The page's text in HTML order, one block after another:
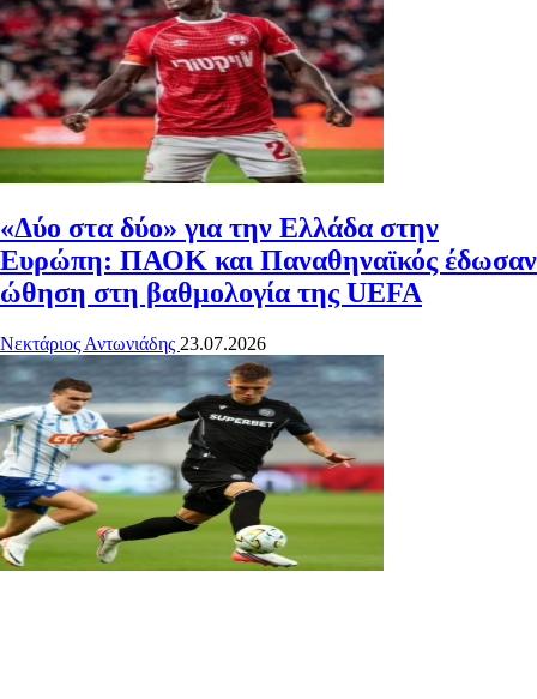
«Δύο στα δύο» για την Ελλάδα στην
Ευρώπη: ΠΑΟΚ και Παναθηναϊκός έδωσαν
ώθηση στη βαθμολογία της UEFA
Νεκτάριος Αντωνιάδης 23.07.2026